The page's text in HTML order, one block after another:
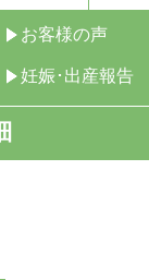
お客様の声
妊娠･出産報告